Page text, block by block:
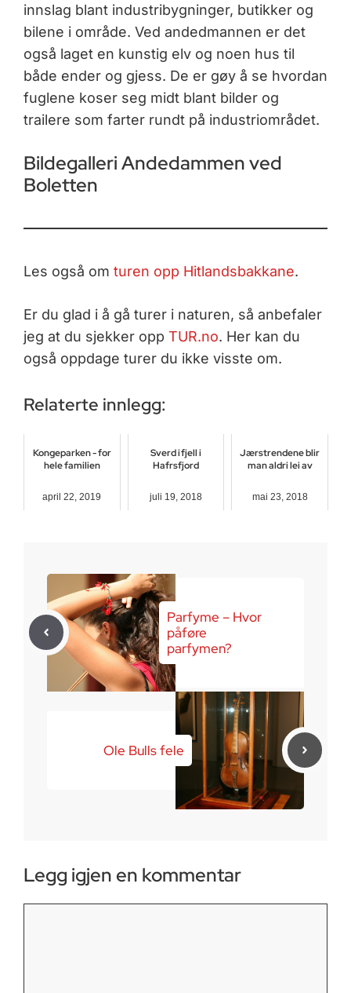
innslag blant industribygninger, butikker og
bilene i område. Ved andedmannen er det
også laget en kunstig elv og noen hus til
både ender og gjess. De er gøy å se hvordan
fuglene koser seg midt blant bilder og
trailere som farter rundt på industriområdet.
Bildegalleri Andedammen ved
Boletten
Les også om turen opp Hitlandsbakkane.
Er du glad i å gå turer i naturen, så anbefaler
jeg at du sjekker opp TUR.no. Her kan du
også oppdage turer du ikke visste om.
Relaterte innlegg:
Kongeparken - for
hele familien
april 22, 2019
Sverd i fjell i
Hafrsfjord
juli 19, 2018
Jærstrendene blir
man aldri lei av
mai 23, 2018
Parfyme – Hvor
påføre
parfymen?
Ole Bulls fele
Legg igjen en kommentar